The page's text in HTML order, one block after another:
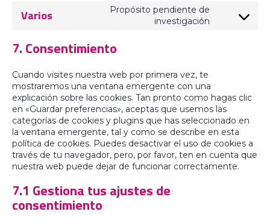
Varios
Propósito pendiente de
investigación
7. Consentimiento
Cuando visites nuestra web por primera vez, te
mostraremos una ventana emergente con una
explicación sobre las cookies. Tan pronto como hagas clic
en «Guardar preferencias», aceptas que usemos las
categorías de cookies y plugins que has seleccionado en
la ventana emergente, tal y como se describe en esta
política de cookies. Puedes desactivar el uso de cookies a
través de tu navegador, pero, por favor, ten en cuenta que
nuestra web puede dejar de funcionar correctamente.
7.1 Gestiona tus ajustes de
consentimiento